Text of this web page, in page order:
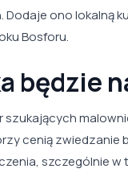
ono lokalną
Bosforu.
będzie
cenią zwiedzanie
szczególnie w